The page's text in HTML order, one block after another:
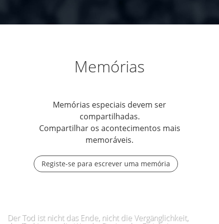
Memórias
Memórias especiais devem ser
compartilhadas.
Compartilhar os acontecimentos mais
memoráveis.
Registe-se para escrever uma memória
Der Tod ist nicht das Ende, nicht die Vergänglichkeit,